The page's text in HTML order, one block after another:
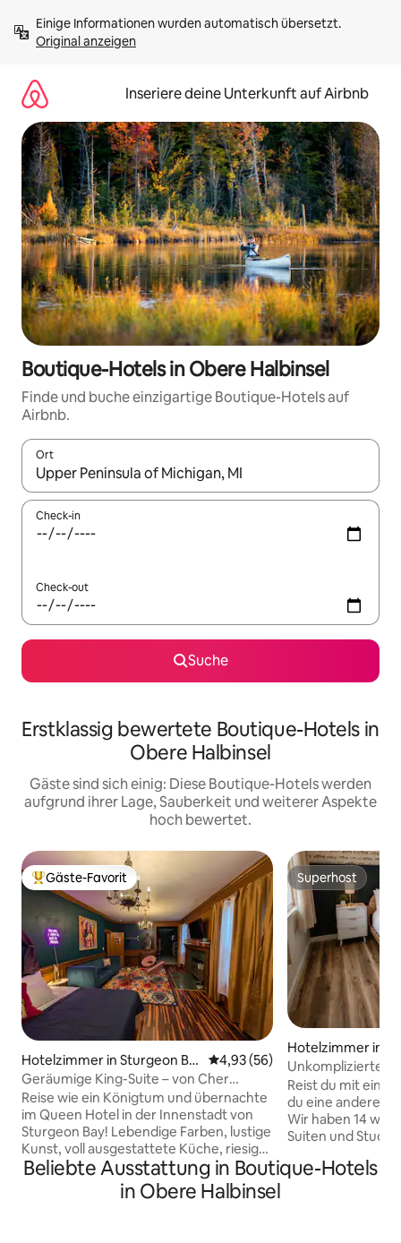
Inhalten
springenOriginal anzeigen
Inseriere deine Unterkunft auf Airbnb
Boutique-Hotels in Obere Halbinsel
Finde und buche einzigartige Boutique-Hotels auf
Airbnb.
Ort
Wenn Ergebnisse verfügbar sind, navigiere mit den
Check-in
Check-out
Suche
Erstklassig bewertete Boutique-Hotels in
Obere Halbinsel
Gäste sind sich einig: Diese Boutique-Hotels werden
aufgrund ihrer Lage, Sauberkeit und weiterer Aspekte
hoch bewertet.
Beliebter Gäste-Favorit.
Gäste-Favorit
Hotelzimmer in Sturgeon Ba
y
Durchschnittliche Bewertung:
4,93 (56)
Geräumige King-Suite – von Cher
inspirierte Einheit.
Reise wie ein Königtum und übernachte
im Queen Hotel in der Innenstadt von
Sturgeon Bay! Lebendige Farben, lustige
Kunst, voll ausgestattete Küche, riesige
begehbare Zwei-Personen-Dusche und
geräumiger Bett-/Wohnbereich machen
diese Suite zu einem unterhaltsamen
Superhost
Superhost
Hotelzimmer in
Unkomplizierter
einem
Queensize-Bett
Reist du mit
du eine andere
Wir haben 14
Suiten und
verfügbaren
Beliebte Ausstattung in Boutique-Hotels
in Obere Halbinsel